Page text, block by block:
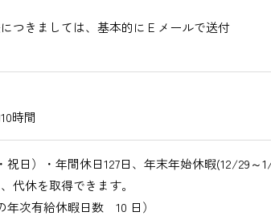
つきましては、基本的にＥメールで送付
時間
祝日）・年間休日127日、年末年始休暇(12/29～
代休を取得できます。
年次有給休暇日数 10 日）